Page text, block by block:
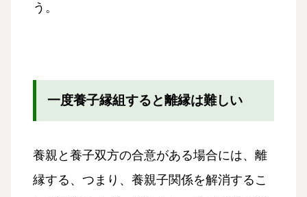
う。
一度養子縁組すると離縁は難しい
養親と養子双方の合意がある場合には、離
縁する、つまり、養親子関係を解消するこ